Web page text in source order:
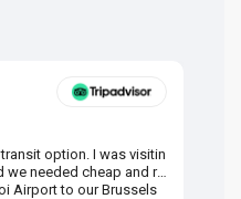
option. I was visitin
needed cheap and re
Airport to our Brussels